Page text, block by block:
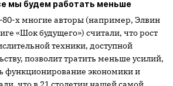
мы будем работать меньше
х многие авторы (например, Элвин
«Шок будущего») считали, что рост
техники, доступной
позволит тратить меньше усилий,
функционирование экономики и